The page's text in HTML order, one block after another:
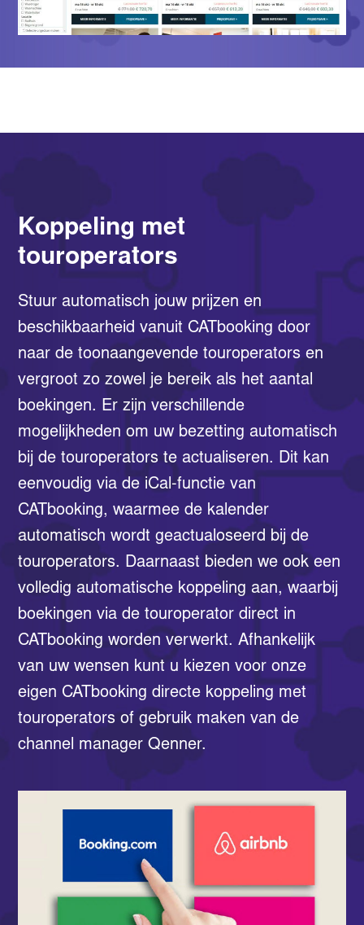
Koppeling met
touroperators
Stuur automatisch jouw prijzen en
beschikbaarheid vanuit CATbooking door
naar de toonaangevende touroperators en
vergroot zo zowel je bereik als het aantal
boekingen. Er zijn verschillende
mogelijkheden om uw bezetting automatisch
bij de touroperators te actualiseren. Dit kan
eenvoudig via de iCal-functie van
CATbooking, waarmee de kalender
automatisch wordt geactualoseerd bij de
touroperators. Daarnaast bieden we ook een
volledig automatische koppeling aan, waarbij
boekingen via de touroperator direct in
CATbooking worden verwerkt. Afhankelijk
van uw wensen kunt u kiezen voor onze
eigen CATbooking directe koppeling met
touroperators of gebruik maken van de
channel manager Qenner.